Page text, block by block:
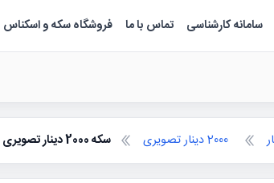
سامانه کارشناسی تماس با ما فروشگاه سکه و اسکناس
2000 دینار تصویری سکه 2000 دینار تصویری 1306 ضرب لنینگراد -بانکی- رضا شاه